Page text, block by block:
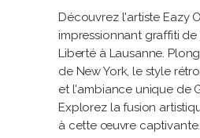
Découvrez l'artiste Eazy
impressionnant graffiti
Liberté à Lausanne.
de New York, le style
et l'ambiance unique de
Explorez la fusion
à cette œuvre captivante.